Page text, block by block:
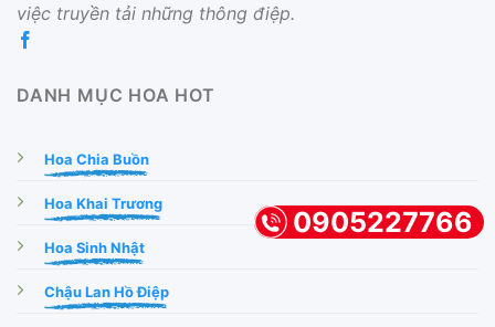
việc truyền tải những thông điệp.
DANH MỤC HOA HOT
Hoa Chia Buồn
Hoa Khai Trương
Hoa Sinh Nhật
Chậu Lan Hồ Điệp
0905227766